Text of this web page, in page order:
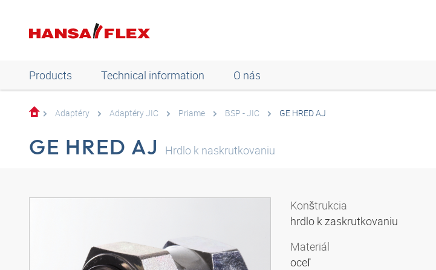
Products Technical information O nás
Adaptéry Adaptéry JIC Priame BSP - JIC GE HRED AJ
GE HRED AJ Hrdlo k naskrutkovaniu
Konštrukcia
hrdlo k zaskrutkovaniu
Materiál
oceľ